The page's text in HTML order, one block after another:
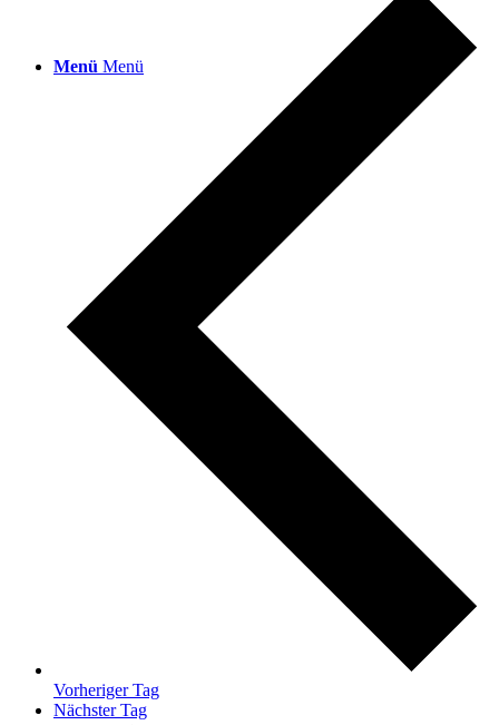
Menü Menü
Vorheriger Tag
Nächster Tag